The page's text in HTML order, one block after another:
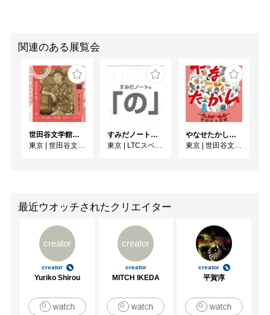
関連のある展覧会
世田谷文学館コレクション展 没後30年 宇野千代展
東京 | 世田谷文学館
すみだノート展2026 ~すみだノートの「の」～
東京 | LTCスペース
やなせたかし展 人生はよろこばせごっこ
東京 | 世田谷文学館
最近ウオッチされたクリエイター
creator
creator
Yuriko Shirou
creator
creator
MITCH IKEDA
creator
平賀淳